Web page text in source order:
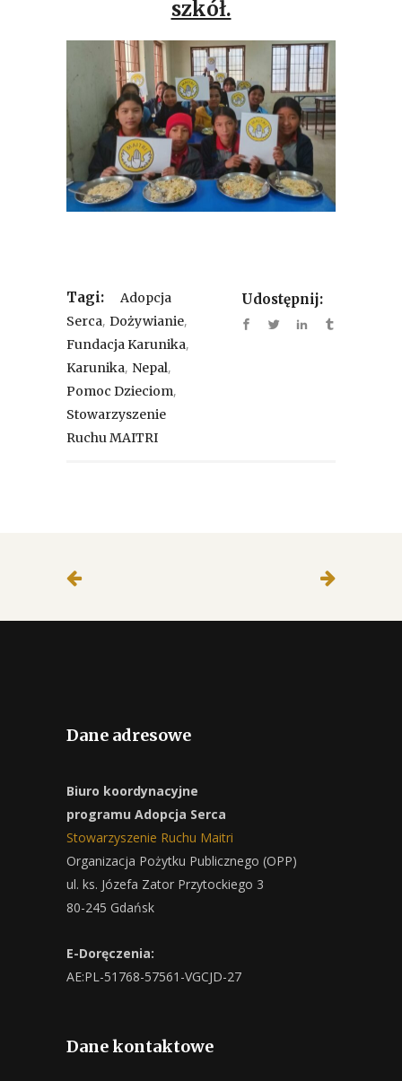
szkół.
Tagi:
Adopcja
Serca, Dożywianie,
Fundacja Karunika,
Karunika, Nepal,
Pomoc Dzieciom,
Stowarzyszenie
Ruchu MAITRI
Udostępnij:
Dane adresowe
Biuro koordynacyjne
programu Adopcja Serca
Stowarzyszenie Ruchu Maitri
Organizacja Pożytku Publicznego (OPP)
ul. ks. Józefa Zator Przytockiego 3
80-245 Gdańsk
E-Doręczenia:
AE:PL-51768-57561-VGCJD-27
Dane kontaktowe